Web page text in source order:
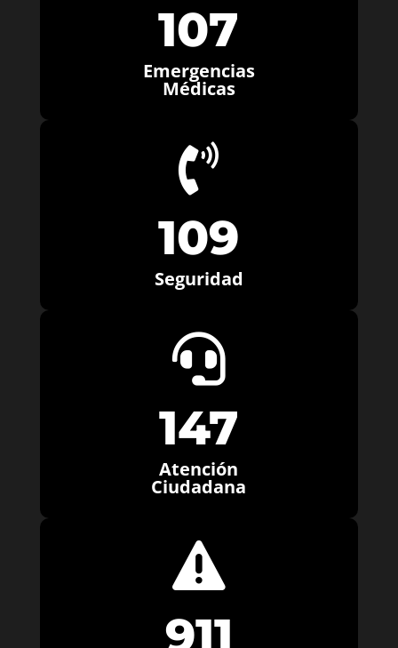
107
Emergencias
Médicas

109
Seguridad

147
Atención
Ciudadana

911